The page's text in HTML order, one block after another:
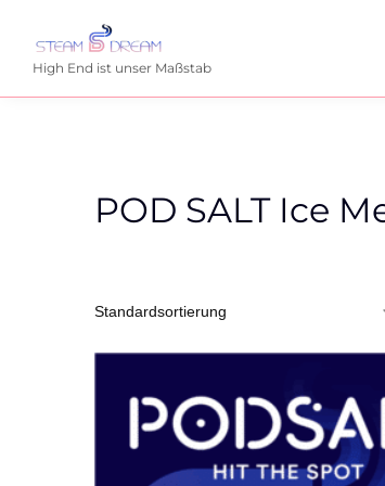
High End ist unser Maßstab
POD SALT Ice